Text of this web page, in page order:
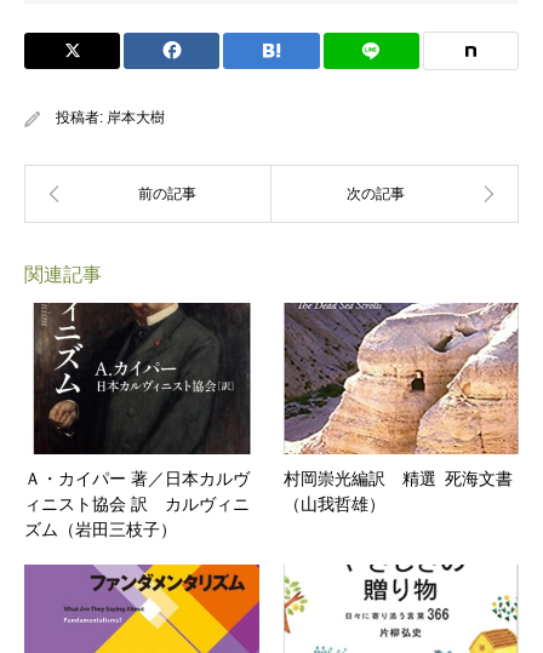
投稿者: 岸本大樹
関連記事
Ａ・カイパー 著／日本カルヴ
ィニスト協会 訳 カルヴィニ
ズム（岩田三枝子）
村岡崇光編訳 精選 死海文書
（山我哲雄）